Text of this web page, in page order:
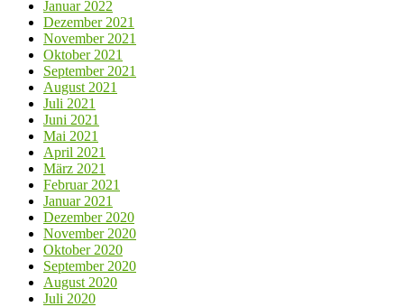
Januar 2022
Dezember 2021
November 2021
Oktober 2021
September 2021
August 2021
Juli 2021
Juni 2021
Mai 2021
April 2021
März 2021
Februar 2021
Januar 2021
Dezember 2020
November 2020
Oktober 2020
September 2020
August 2020
Juli 2020